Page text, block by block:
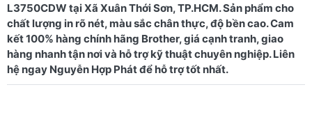
L3750CDW tại Xã Xuân Thới Sơn, TP.HCM. Sản phẩm cho
chất lượng in rõ nét, màu sắc chân thực, độ bền cao. Cam
kết 100% hàng chính hãng Brother, giá cạnh tranh, giao
hàng nhanh tận nơi và hỗ trợ kỹ thuật chuyên nghiệp. Liên